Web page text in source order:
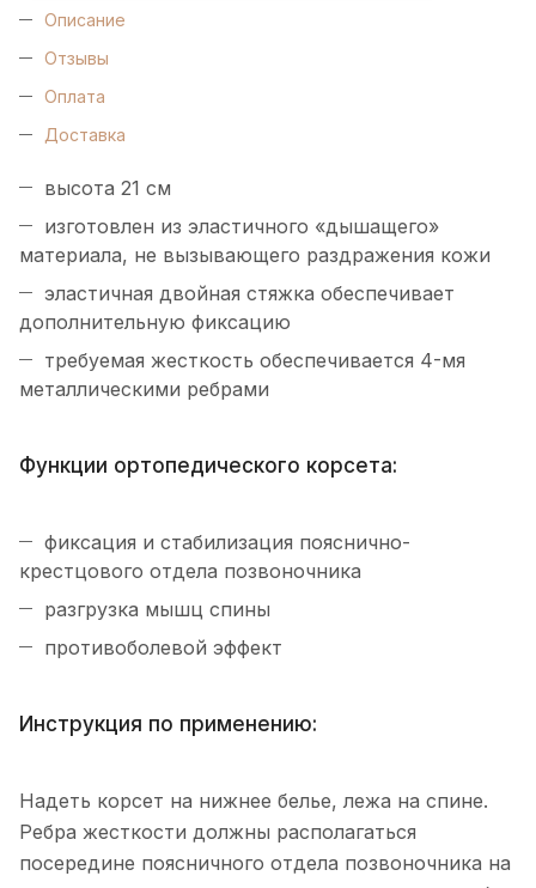
Описание
Отзывы
Оплата
Доставка
высота 21 см
изготовлен из эластичного «дышащего»
материала, не вызывающего раздражения кожи
эластичная двойная стяжка обеспечивает
дополнительную фиксацию
требуемая жесткость обеспечивается 4-мя
металлическими ребрами
Функции ортопедического корсета:
фиксация и стабилизация пояснично-
крестцового отдела позвоночника
разгрузка мышц спины
противоболевой эффект
Инструкция по применению:
Надеть корсет на нижнее белье, лежа на спине.
Ребра жесткости должны располагаться
посередине поясничного отдела позвоночника на